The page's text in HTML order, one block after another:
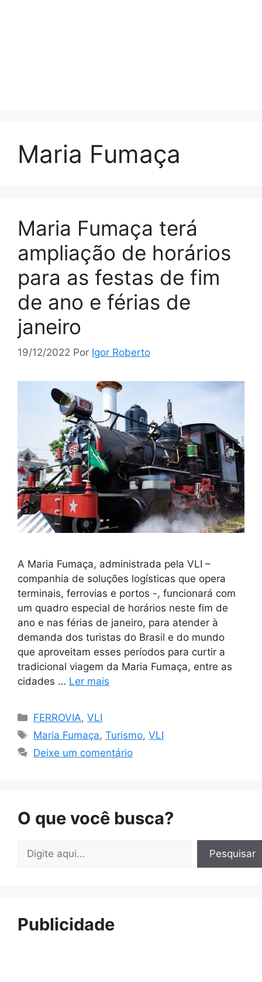
Maria Fumaça
Maria Fumaça terá
ampliação de horários
para as festas de fim
de ano e férias de
janeiro
19/12/2022 Por Igor Roberto
A Maria Fumaça, administrada pela VLI –
companhia de soluções logísticas que opera
terminais, ferrovias e portos -, funcionará com
um quadro especial de horários neste fim de
ano e nas férias de janeiro, para atender à
demanda dos turistas do Brasil e do mundo
que aproveitam esses períodos para curtir a
tradicional viagem da Maria Fumaça, entre as
cidades … Ler mais
Categorias
FERROVIA,VLI
Tags
Maria Fumaça,Turismo,VLI
Deixe um comentário
O que você busca?
Pesquisar
Publicidade